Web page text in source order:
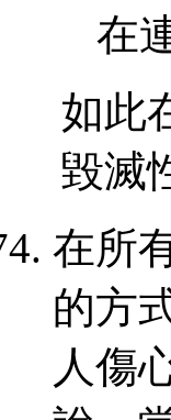
在
如此
毀滅
在所
的方
人傷